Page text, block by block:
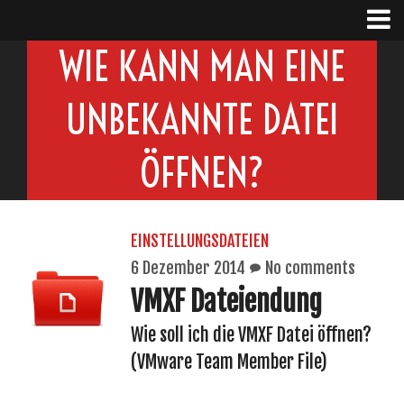
WIE KANN MAN EINE
UNBEKANNTE DATEI
ÖFFNEN?
EINSTELLUNGSDATEIEN
6 Dezember 2014
No comments
VMXF Dateiendung
Wie soll ich die VMXF Datei öffnen?
(VMware Team Member File)